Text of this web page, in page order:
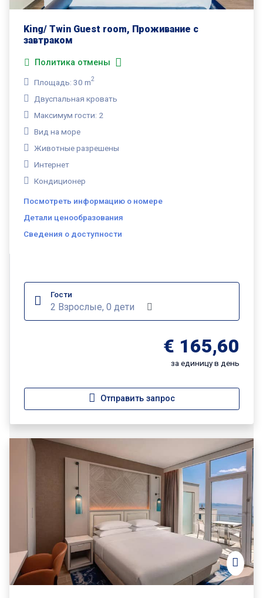
King/ Twin Guest room, Проживание с
завтраком
Политика отмены
Площадь: 30 m2
Двуспальная кровать
Максимум гости: 2
Вид на море
Животные разрешены
Интернет
Кондиционер
Посмотреть информацию о номере
Детали ценообразования
Сведения о доступности
Гости
2 Взрослые, 0 дети
€ 165,60
за единицу в день
Отправить запрос